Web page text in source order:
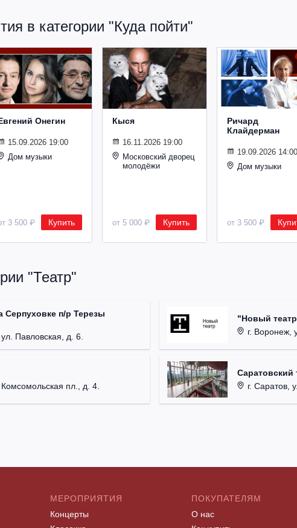
в категории "Куда пойти"
Онегин
15.09.2026 19:00
Дом музыки
3 500 ₽ Купить
Кыся
16.11.2026 19:00
Московский дворец
молодёжи
от 5 000 ₽ Купить
Ричард
Клайдерман
19.09.2026 14:00
Дом музыки
от 3 500 ₽
"Театр"
Серпуховке п/р Терезы
Павловская, д. 6.
Комсомольская пл., д. 4.
"Новый
г. Воронеж,
г. Саратов,
МЕРОПРИЯТИЯ
Концерты
ПОКУПАТЕЛЯМ
О нас